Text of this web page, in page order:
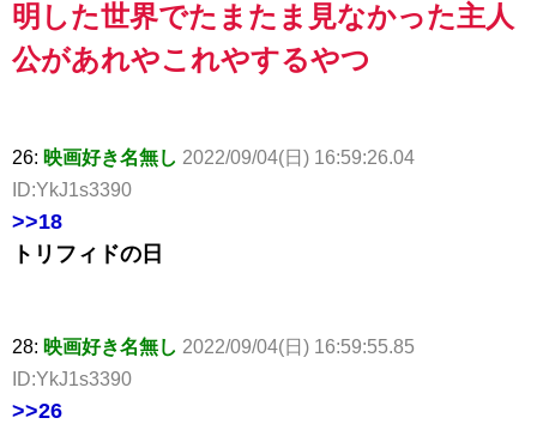
明した世界でたまたま見なかった主人
公があれやこれやするやつ
26: 映画好き名無し 2022/09/04(日) 16:59:26.04
ID:YkJ1s3390
>>18
トリフィドの日
28: 映画好き名無し 2022/09/04(日) 16:59:55.85
ID:YkJ1s3390
>>26